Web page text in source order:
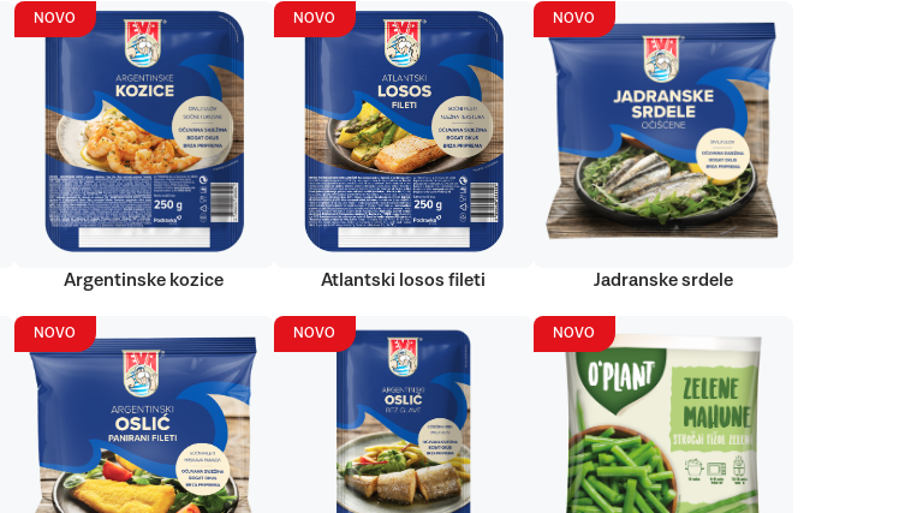
NOVO
Argentinske kozice
NOVO
Atlantski losos fileti
NOVO
Jadranske srdele
NOVO NOVO NOVO